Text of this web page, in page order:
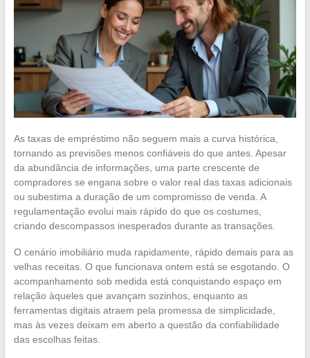
As taxas de empréstimo não seguem mais a curva histórica,
tornando as previsões menos confiáveis do que antes. Apesar
da abundância de informações, uma parte crescente de
compradores se engana sobre o valor real das taxas adicionais
ou subestima a duração de um compromisso de venda. A
regulamentação evolui mais rápido do que os costumes,
criando descompassos inesperados durante as transações.
O cenário imobiliário muda rapidamente, rápido demais para as
velhas receitas. O que funcionava ontem está se esgotando. O
acompanhamento sob medida está conquistando espaço em
relação àqueles que avançam sozinhos, enquanto as
ferramentas digitais atraem pela promessa de simplicidade,
mas às vezes deixam em aberto a questão da confiabilidade
das escolhas feitas.